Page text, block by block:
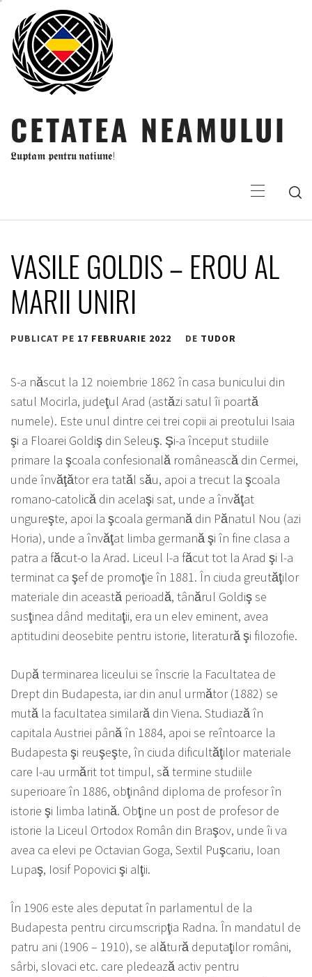
conținut
CETATEA NEAMULUI
𝕷𝖚𝖕𝖙𝖆𝖒 𝖕𝖊𝖓𝖙𝖗𝖚 𝖓𝖆𝖙𝖎𝖚𝖓𝖊!
principal
VASILE GOLDIS – EROU AL
MARII UNIRI
PUBLICAT PE 17 FEBRUARIE 2022 DE TUDOR
S-a născut la 12 noiembrie 1862 în casa bunicului din
satul Mocirla, judeţul Arad (astăzi satul îi poartă
numele). Este unul dintre cei trei copii ai preotului Isaia
şi a Floarei Goldiş din Seleuş. Şi-a început studiile
primare la şcoala confesională românească din Cermei,
unde învăţător era tatăl său, apoi a trecut la şcoala
romano-catolică din acelaşi sat, unde a învăţat
ungureşte, apoi la şcoala germană din Pănatul Nou (azi
Horia), unde a învăţat limba germană şi în fine clasa a
patra a făcut-o la Arad. Liceul l-a făcut tot la Arad şi l-a
terminat ca şef de promoţie în 1881. În ciuda greutăţilor
materiale din această perioadă, tânărul Goldiş se
susţinea dând meditaţii, era un elev eminent, avea
aptitudini deosebite pentru istorie, literatură şi filozofie.
După terminarea liceului se înscrie la Facultatea de
Drept din Budapesta, iar din anul următor (1882) se
mută la facultatea similară din Viena. Studiază în
capitala Austriei până în 1884, apoi se reîntoarce la
Budapesta şi reuşeşte, în ciuda dificultăţilor materiale
care l-au urmărit tot timpul, să termine studiile
superioare în 1886, obţinând diploma de profesor în
istorie şi limba latină. Obţine un post de profesor de
istorie la Liceul Ortodox Român din Braşov, unde îi va
avea ca elevi pe Octavian Goga, Sextil Puşcariu, Ioan
Lupaş, Iosif Popovici şi alţii.
În 1906 este ales deputat în parlamentul de la
Budapesta pentru circumscripţia Radna. În mandatul de
patru ani (1906 – 1910), se alătură deputaţilor români,
sârbi, slovaci etc. care pledează activ pentru